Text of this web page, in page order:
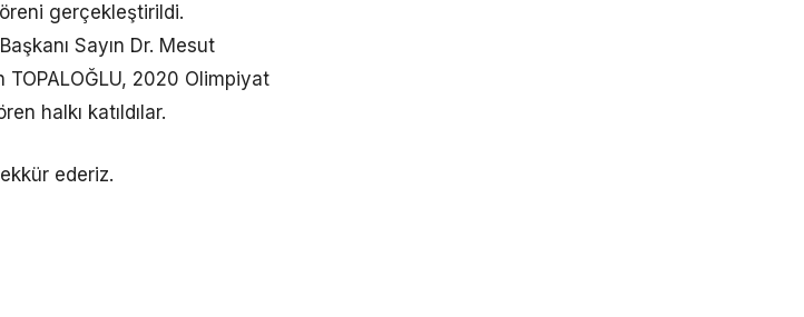
gerçekleştirildi.
Sayın Dr. Mesut
TOPALOĞLU, 2020 Olimpiyat
halkı katıldılar.
ederiz.